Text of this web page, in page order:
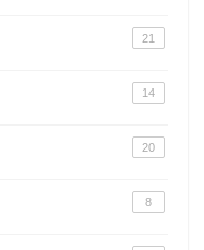
21
14
20
8